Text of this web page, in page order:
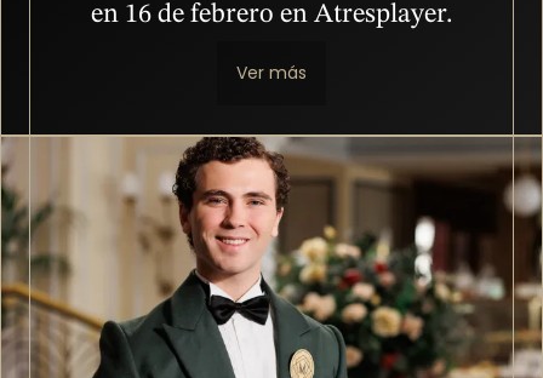
en 16 de febrero en Atresplayer.
Ver más
Imagen